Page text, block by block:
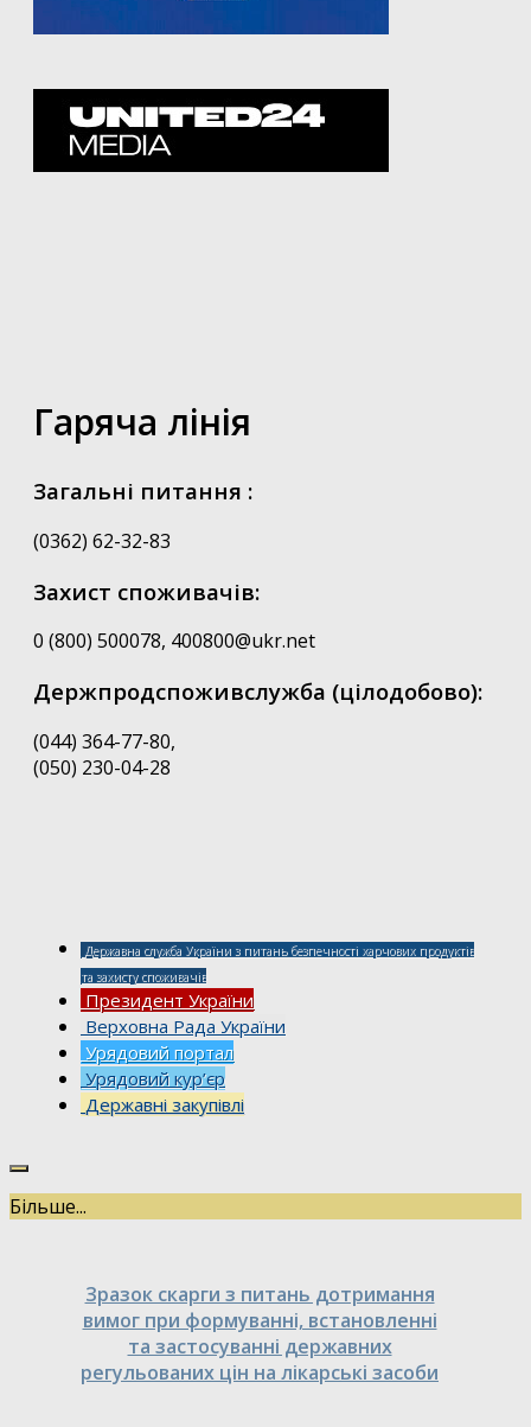
Гаряча лінія
Загальні питання :
(0362) 62-32-83
Захист споживачів:
0 (800) 500078, 400800@ukr.net
Держпродспоживслужба (цілодобово):
(044) 364-77-80,
(050) 230-04-28
Державна служба України з питань безпечності харчових продуктів
та захисту споживачів
Президент України
Верховна Рада України
Урядовий портал
Урядовий кур’єр
Державні закупівлі
Більше...
Зразок скарги з питань дотримання
вимог при формуванні, встановленні
та застосуванні державних
регульованих цін на лікарські засоби